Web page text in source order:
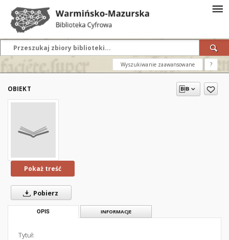
Wyszukiwanie zaawansowane ?
OBIEKT
Pokaż treść
Pobierz
OPIS INFORMACJE
Tytuł: